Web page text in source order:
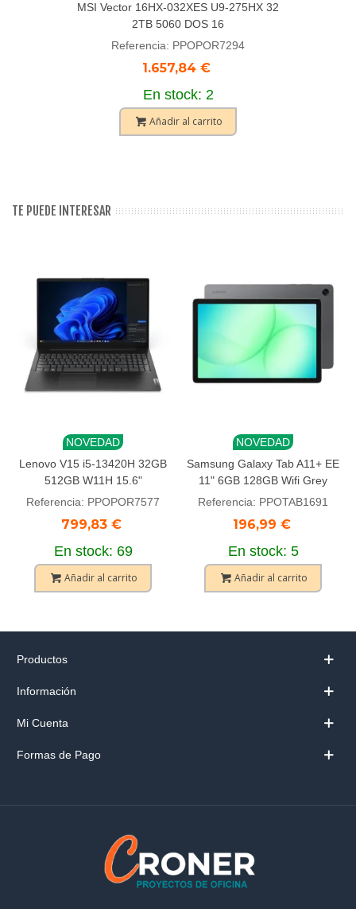
MSI Vector 16HX-032XES U9-275HX 32
2TB 5060 DOS 16
Referencia: PPOPOR7294
1.657,84 €
En stock: 2
Añadir al carrito
TE PUEDE INTERESAR
NOVEDAD
Lenovo V15 i5-13420H 32GB
512GB W11H 15.6"
Referencia: PPOPOR7577
799,83 €
En stock: 69
Añadir al carrito
NOVEDAD
Samsung Galaxy Tab A11+ EE
11" 6GB 128GB Wifi Grey
Referencia: PPOTAB1691
196,99 €
En stock: 5
Añadir al carrito
Productos
Información
Mi Cuenta
Formas de Pago